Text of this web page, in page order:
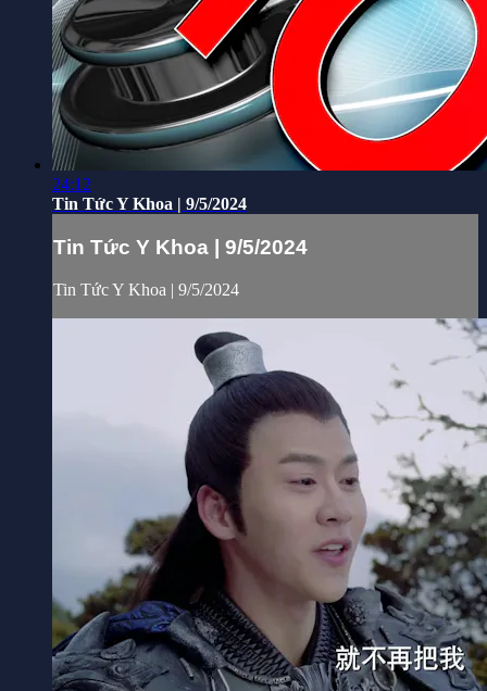
24:12
Tin Tức Y Khoa | 9/5/2024
Tin Tức Y Khoa | 9/5/2024
Tin Tức Y Khoa | 9/5/2024